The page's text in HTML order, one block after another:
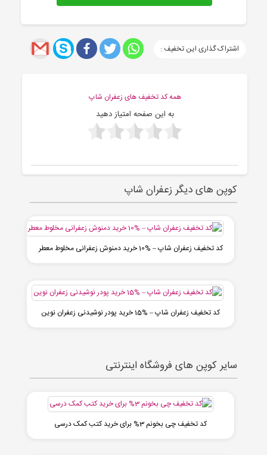
اشتراک گذاری این تخفیف :
همه کد تخفیف های زعفران شاپ
به این صفحه امتیاز دهید
کوپن های دیگر زعفران شاپ
کد تخفیف زعفران شاپ – %10 خرید دمنوش زعفرانی مخلوط معطر
کد تخفیف زعفران شاپ – %15 خرید پودر نوشیدنی زعفران نوین
سایر کوپن های فروشگاه اینترنتی
کد تخفیف چی بخونم 3% برای خرید کتب کمک درسی